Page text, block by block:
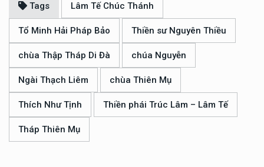
Tags Lâm Tế Chúc Thánh
Tổ Minh Hải Pháp Bảo Thiền sư Nguyên Thiều
chùa Thập Tháp Di Đà chúa Nguyễn
Ngài Thạch Liêm chùa Thiên Mụ
Thích Như Tịnh Thiền phái Trúc Lâm – Lâm Tế
Tháp Thiên Mụ